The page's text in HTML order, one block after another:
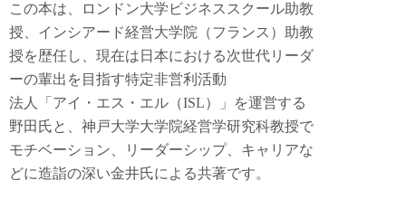
この本は、ロンドン大学ビジネススクール助教
授、インシアード経営大学院（フランス）助教
授を歴任し、現在は日本における次世代リーダ
ーの輩出を目指す特定非営利活動
法人「アイ・エス・エル（ISL）」を運営する
野田氏と、神戸大学大学院経営学研究科教授で
モチベーション、リーダーシップ、キャリアな
どに造詣の深い金井氏による共著です。